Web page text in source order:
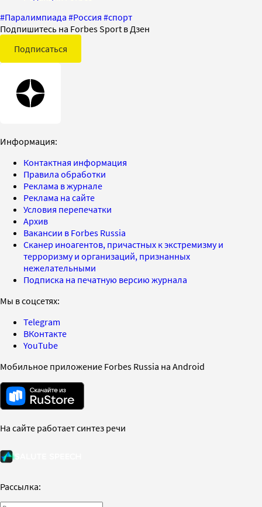
#Паралимпиада #Россия #спорт
Подпишитесь на Forbes Sport в Дзен
Подписаться
Информация:
Контактная информация
Правила обработки
Реклама в журнале
Реклама на сайте
Условия перепечатки
Архив
Вакансии в Forbes Russia
Сканер иноагентов, причастных к экстремизму и
терроризму и организаций, признанных
нежелательными
Подписка на печатную версию журнала
Мы в соцсетях:
Telegram
ВКонтакте
YouTube
Мобильное приложение Forbes Russia на Android
На сайте работает синтез речи
Рассылка: